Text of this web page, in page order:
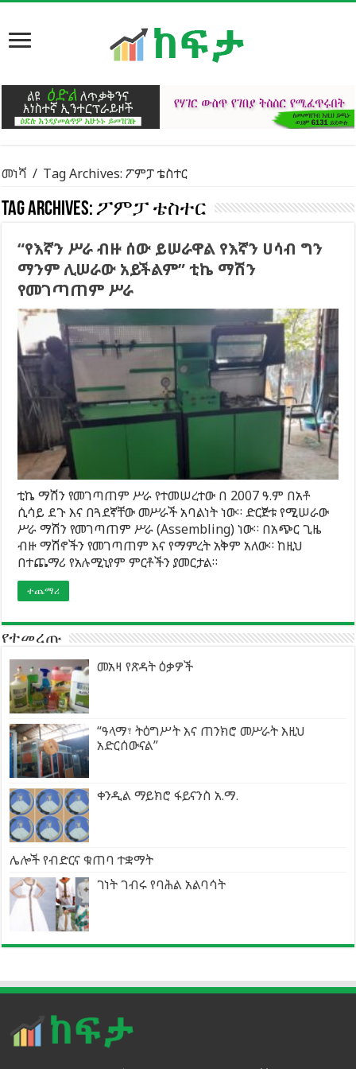
መነሻ / Tag Archives: ፖምፓ ቴስተር
Tag Archives:ፖምፓ ቴስተር
“የእኛን ሥራ ብዙ ሰው ይሠራዋል የእኛን ሀሳብ ግን
ማንም ሊሠራው አይችልም” ቲኬ ማሽን
የመገጣጠም ሥራ
ቲኬ ማሽን የመገጣጠም ሥራ የተመሠረተው በ 2007 ዓ.ም በአቶ
ሲሳይ ደጉ እና በጓደኛቸው መሥራች አባልነት ነው። ድርጅቱ የሚሠራው
ሥራ ማሽን የመገጣጠም ሥራ (Assembling) ነው። በአጭር ጊዜ
ብዙ ማሽኖችን የመገጣጠም እና የማምረት አቅም አለው። ከዚህ
በተጨማሪ የአሉሚኒየም ምርቶችን ያመርታል።
ተጨማሪ
የተመረጡ
መአዛ የጽዳት ዕቃዎች
“ዓላማ፣ ትዕግሥት እና ጠንክሮ መሥራት እዚህ
አድርሰውናል”
ቀንዲል ማይክሮ ፋይናንስ አ.ማ.
ሌሎች የብድርና ቁጠባ ተቋማት
ገነት ገብሩ የባሕል አልባሳት